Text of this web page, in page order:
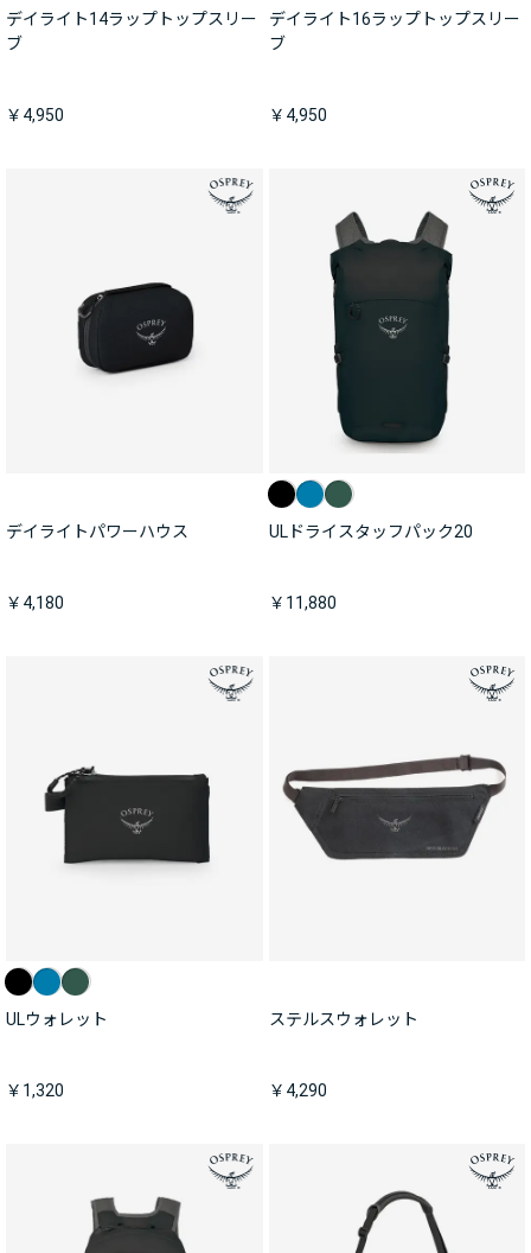
デイライト14ラップトップスリー
ブ
￥4,950
デイライト16ラップトップスリー
ブ
￥4,950
デイライトパワーハウス
￥4,180
ULドライスタッフパック20
￥11,880
ULウォレット
￥1,320
ステルスウォレット
￥4,290